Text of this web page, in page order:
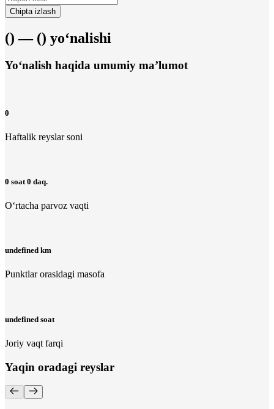
Chipta izlash
() — () yo‘nalishi
Yo‘nalish haqida umumiy ma’lumot
0
Haftalik reyslar soni
0 soat 0 daq.
O‘rtacha parvoz vaqti
undefined km
Punktlar orasidagi masofa
undefined soat
Joriy vaqt farqi
Yaqin oradagi reyslar